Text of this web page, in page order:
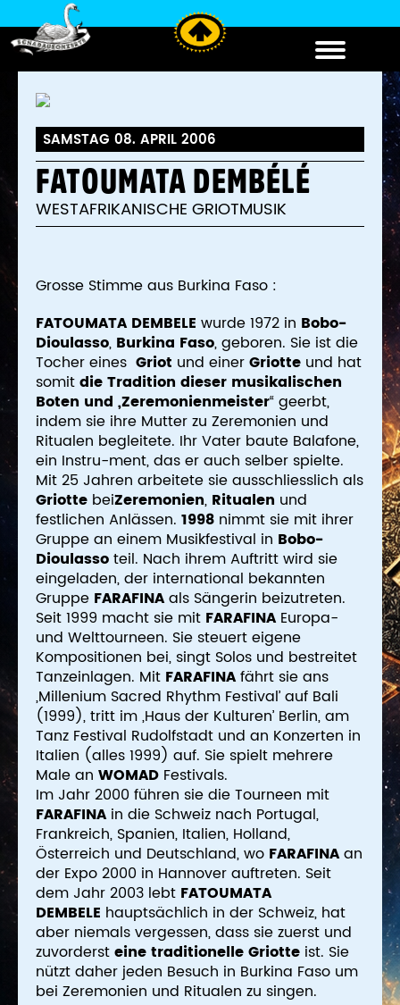
SAMSTAG 08. APRIL 2006
FATOUMATA DEMBÉLÉ
WESTAFRIKANISCHE GRIOTMUSIK
Grosse Stimme aus Burkina Faso :
FATOUMATA DEMBELE wurde 1972 in Bobo-
Dioulasso, Burkina Faso, geboren. Sie ist die
Tocher eines Griot und einerGriotte und hat
somitdie Tradition dieser musikalischen
Boten und „Zeremonienmeister“ geerbt,
indem sie ihre Mutter zu Zeremonien und
Ritualen begleitete. Ihr Vater baute Balafone,
ein Instru-ment, das er auch selber spielte.
Mit 25 Jahren arbeitete sie ausschliesslich als
Griotte beiZeremonien, Ritualen und
festlichen Anlässen. 1998 nimmt sie mit ihrer
Gruppe an einem Musikfestival in Bobo-
Dioulassoteil. Nach ihrem Auftritt wird sie
eingeladen, der international bekannten
Gruppe FARAFINAals Sängerin beizutreten.
Seit 1999 macht sie mit FARAFINAEuropa-
und Welttourneen. Sie steuert eigene
Kompositionen bei, singt Solos und bestreitet
Tanzeinlagen. Mit FARAFINAfährt sie ans
‚Millenium Sacred Rhythm Festival’ auf Bali
(1999), tritt im ‚Haus der Kulturen’ Berlin, am
Tanz Festival Rudolfstadt und an Konzerten in
Italien (alles 1999) auf. Sie spielt mehrere
Male an WOMAD Festivals.
Im Jahr 2000 führen sie die Tourneen mit
FARAFINAin die Schweiz nach Portugal,
Frankreich, Spanien, Italien, Holland,
Österreich und Deutschland, wo FARAFINAan
der Expo 2000 in Hannover auftreten. Seit
dem Jahr 2003 lebt FATOUMATA
DEMBELE hauptsächlich in der Schweiz, hat
aber niemals vergessen, dass sie zuerst und
zuvordersteine traditionelle Griotte ist. Sie
nützt daher jeden Besuch in Burkina Faso um
bei Zeremonien und Ritualen zu singen.